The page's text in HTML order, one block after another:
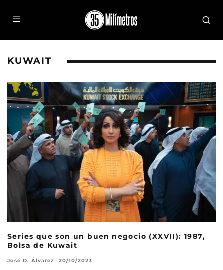
KUWAIT
Series que son un buen negocio (XXVII): 1987,
Bolsa de Kuwait
José D. Álvarez · 20/10/2023